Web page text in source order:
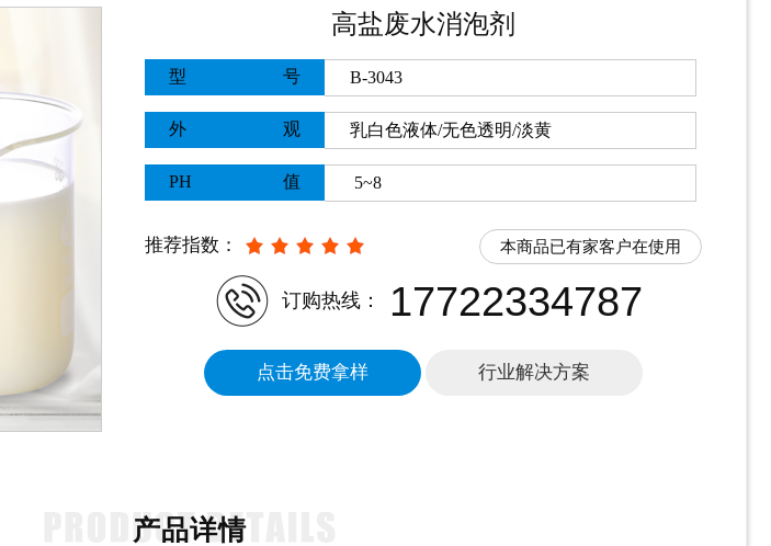
高盐废水消泡剂
型号 B-3043
外观 乳白色液体/无色透明/淡黄
PH值 5~8
推荐指数： 本商品已有家客户在使用
订购热线： 17722334787
点击免费拿样 行业解决方案
产品详情